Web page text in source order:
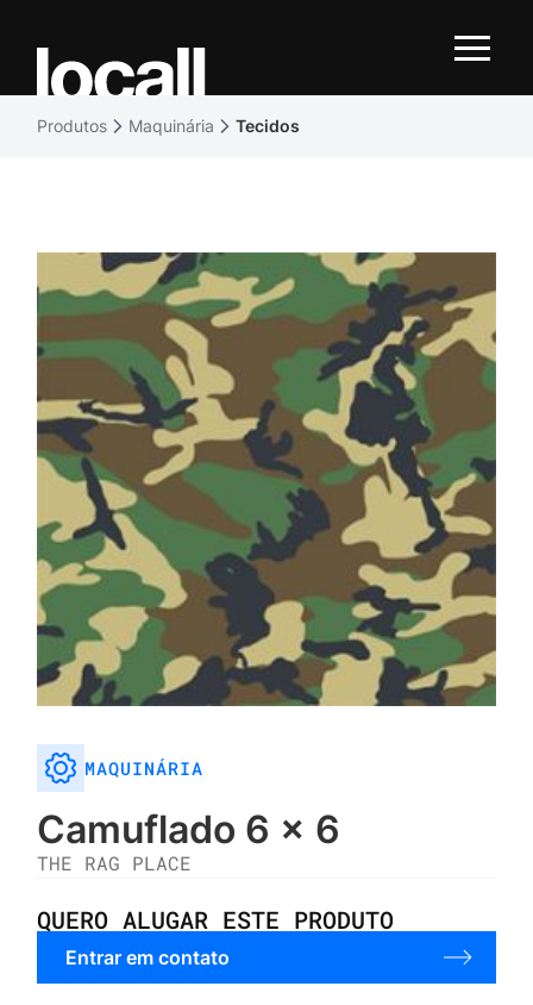
Produtos Maquinária Tecidos
MAQUINÁRIA
Camuflado 6 x 6
THE RAG PLACE
QUERO ALUGAR ESTE PRODUTO
Entrar em contato